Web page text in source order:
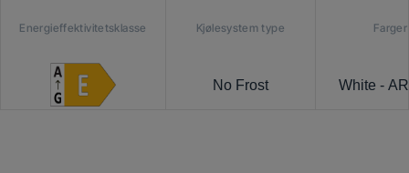
Energieffektivitetsklasse Kjølesystem type
No Frost
Farger
White -